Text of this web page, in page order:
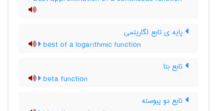
پایه ی تابع لگاریتمی
best of a logarithmic function
تابع بتا
beta function
تابع دو پیوسته